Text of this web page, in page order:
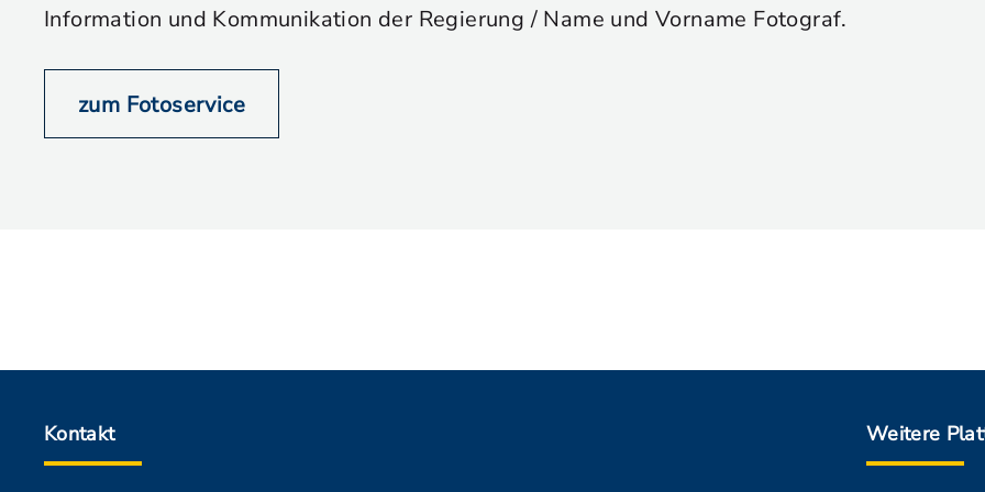
Information und Kommunikation der Regierung / Name und Vorname Fotograf.
zum Fotoservice
Kontakt Weitere